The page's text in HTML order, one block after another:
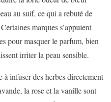
au suif, ce qui a rebuté de
marques s’appuient
pour masquer le parfum, bien
irriter la peau sensible.
infuser des herbes directement
la rose et la vanille sont